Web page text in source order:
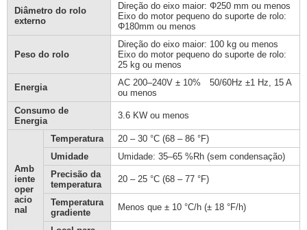
Diâmetro do rolo
externo
Direção do eixo maior: Φ250 mm ou menos
Eixo do motor pequeno do suporte de rolo:
Φ180mm ou menos
Peso do rolo
Direção do eixo maior: 100 kg ou menos
Eixo do motor pequeno do suporte de rolo:
25 kg ou menos
Energia
AC 200–240V ± 10% 50/60Hz ±1 Hz, 15 A
ou menos
Consumo de
Energia
3.6 KW ou menos
Amb
iente
oper
acio
nal
Temperatura
20 – 30 °C (68 – 86 °F)
Umidade
Umidade: 35–65 %Rh (sem condensação)
Precisão da
temperatura
20 – 25 °C (68 – 77 °F)
Temperatura
gradiente
Menos que ± 10 °C/h (± 18 °F/h)